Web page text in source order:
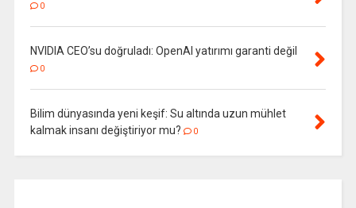
0
NVIDIA CEO’su doğruladı: OpenAI yatırımı garanti değil
0
Bilim dünyasında yeni keşif: Su altında uzun mühlet
kalmak insanı değiştiriyor mu?
0